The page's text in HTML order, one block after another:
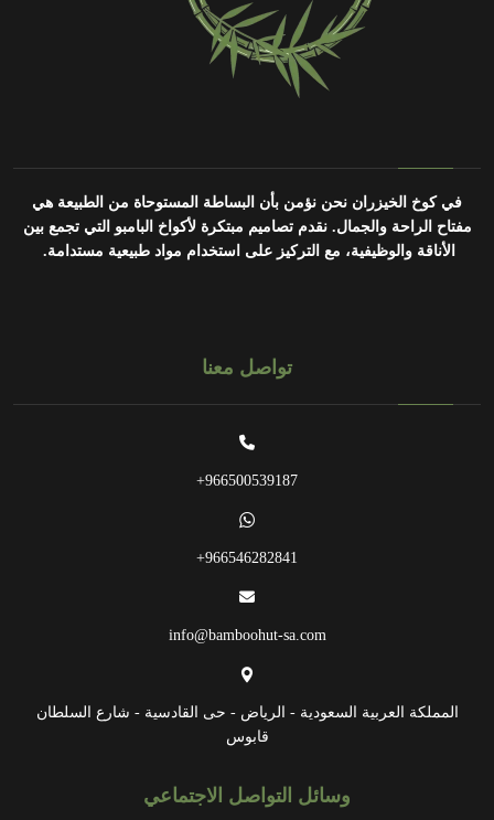
في كوخ الخيزران نحن نؤمن بأن البساطة المستوحاة من الطبيعة هي
مفتاح الراحة والجمال. نقدم تصاميم مبتكرة لأكواخ البامبو التي تجمع بين
الأناقة والوظيفية، مع التركيز على استخدام مواد طبيعية مستدامة.
تواصل معنا
966500539187+
966546282841+
info@bamboohut-sa.com
المملكة العربية السعودية - الرياض - حى القادسية - شارع السلطان
قابوس
وسائل التواصل الاجتماعي